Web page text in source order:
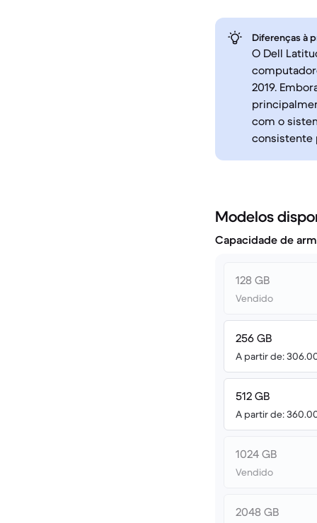
Diferenças à
O Dell
2019.
com o
consistente
Modelos
Capacidade de
128 GB
Vendido
256 GB
A partir de:
512 GB
A partir de:
1024 GB
Vendido
2048 GB